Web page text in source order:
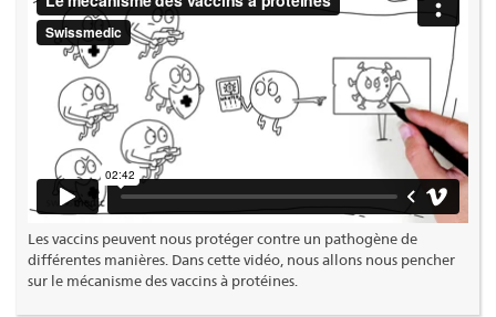
Les vaccins peuvent nous protéger contre un pathogène de
différentes manières. Dans cette vidéo, nous allons nous pencher
sur le mécanisme des vaccins à protéines.